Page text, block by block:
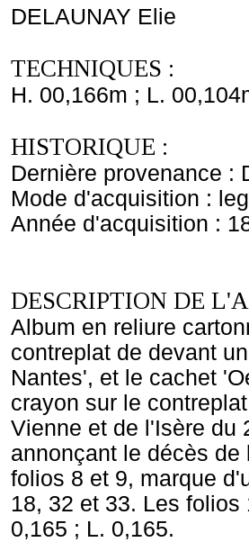
DELAUNAY Elie
TECHNIQUES :
H. 00,166m ; L.
HISTORIQUE :
Dernière provenance :
Mode d'acquisition :
Année d'acquisition :
DESCRIPTION DE
Album en reliure
contreplat de devant
Nantes', et le cachet
crayon sur le
Vienne et de l'Isère du
annonçant le décès
folios 8 et 9, marque
18, 32 et 33. Les
0,165 ; L. 0,165.